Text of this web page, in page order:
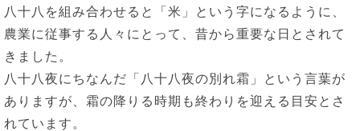
八十八を組み合わせると「米」という字になるように、
農業に従事する人々にとって、昔から重要な日とされて
きました。
八十八夜にちなんだ「八十八夜の別れ霜」という言葉が
ありますが、霜の降りる時期も終わりを迎える目安とさ
れています。